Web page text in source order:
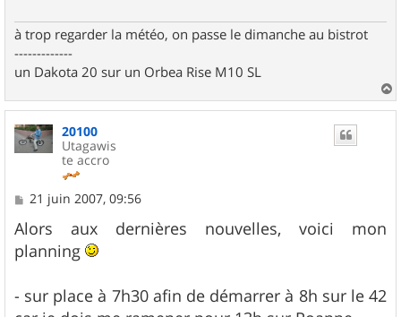
à trop regarder la météo, on passe le dimanche au bistrot
-------------
un Dakota 20 sur un Orbea Rise M10 SL
a
20100
Utagawis
te accro
M
s
s
a
21 juin 2007, 09:56
Alors aux dernières nouvelles, voici mon
planning
- sur place à 7h30 afin de démarrer à 8h sur le 42